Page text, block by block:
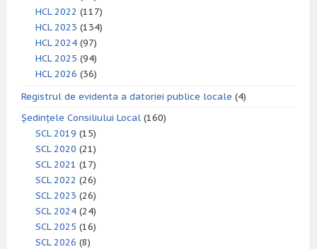
HCL 2022 (117)
HCL 2023 (134)
HCL 2024 (97)
HCL 2025 (94)
HCL 2026 (36)
Registrul de evidenta a datoriei publice locale (4)
Ședințele Consiliului Local (160)
SCL 2019 (15)
SCL 2020 (21)
SCL 2021 (17)
SCL 2022 (26)
SCL 2023 (26)
SCL 2024 (24)
SCL 2025 (16)
SCL 2026 (8)